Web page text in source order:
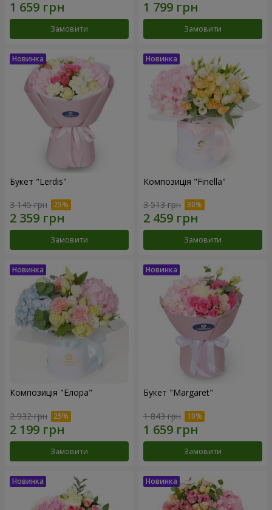
Замовити Замовити
Букет "Lerdis"
3 145 грн
Замовити
Композиція "Finella"
3 513 грн
Замовити
Композиція "Елора"
2 932 грн
Замовити
Букет "Margaret"
1 843 грн
Замовити